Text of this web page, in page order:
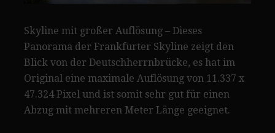
Skyline mit großer Auflösung – Dieses
Panorama der Frankfurter Skyline zeigt den
Blick von der Deutschherrnbrücke, es hat im
Original eine maximale Auflösung von 11.337 x
47.324 Pixel und ist somit sehr gut für einen
Abzug mit mehreren Meter Länge geeignet.